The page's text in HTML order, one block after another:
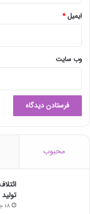
ب
ع
م
ی
ا
ت
خ
و
ایمیل*
وب‌ سایت
محبوب
18 جولای 2021